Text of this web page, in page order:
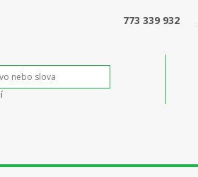
773 339 932